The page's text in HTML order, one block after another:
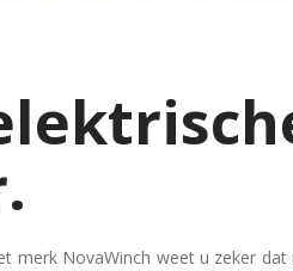
merk NovaWinch weet u zeker